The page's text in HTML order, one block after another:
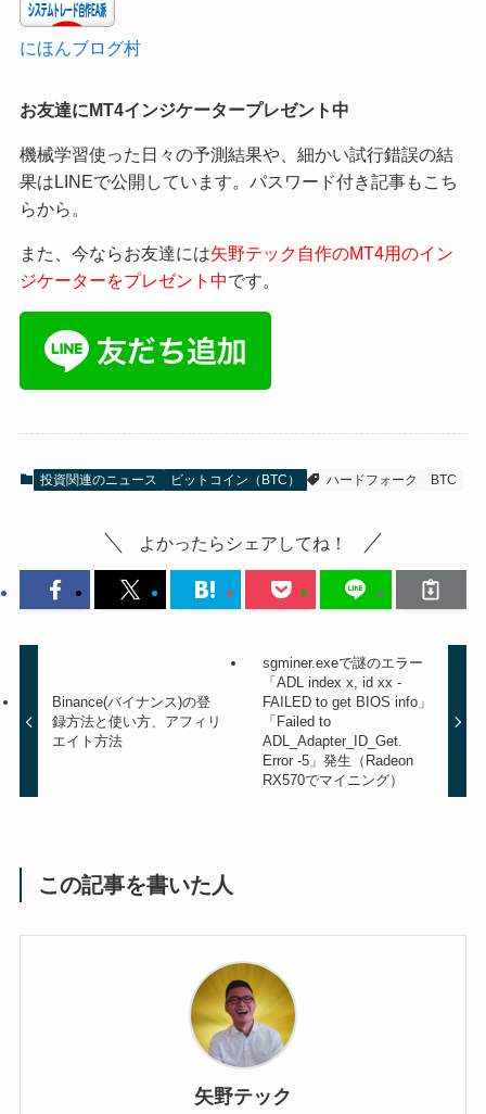
にほんブログ村
お友達にMT4インジケータープレゼント中
機械学習使った日々の予測結果や、細かい試行錯誤の結
果はLINEで公開しています。パスワード付き記事もこち
らから。
また、今ならお友達には矢野テック自作のMT4用のイン
ジケーターをプレゼント中です。
投資関連のニュース ビットコイン（BTC） ハードフォーク BTC
よかったらシェアしてね！
Binance(バイナンス)の登
録方法と使い方、アフィリ
エイト方法
sgminer.exeで謎のエラー
「ADL index x, id xx -
FAILED to get BIOS info」
「Failed to
ADL_Adapter_ID_Get.
Error -5」発生（Radeon
RX570でマイニング）
この記事を書いた人
矢野テック